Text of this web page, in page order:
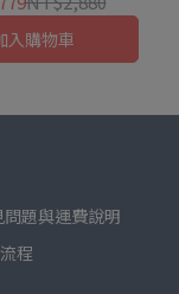
入購物車
問題與運費說明
程